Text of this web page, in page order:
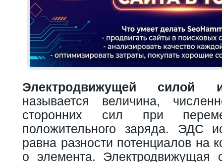
Электродвижущей силой
называется величина,
сторонних сил при
положительного заряда. ЭДС
равна разности потенциалов на
о элемента. Электродвижущая